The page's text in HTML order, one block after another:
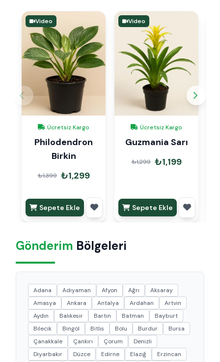
Video
Ücretsiz Kargo
Philodendron
Birkin
₺1,399 ₺1,299
Sepete Ekle
Video
Ücretsiz Kargo
Guzmania Sarı
₺1,299 ₺1,199
Sepete Ekle
Gönderim Bölgeleri
Adana Adıyaman Afyon Ağrı
Aksaray
Amasya
Ankara Antalya Ardahan
Artvin
Aydın
Balıkesir Bartın Batman
Bayburt
Bilecik
Bingöl Bitlis Bolu Burdur
Bursa
Çanakkale
Çankırı Çorum
Denizli
Diyarbakır
Düzce Edirne Elazığ
Erzincan